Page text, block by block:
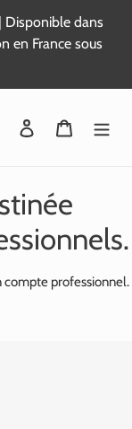
Disponible dans
en France sous
Se connecter
Panier
compte professionnel.